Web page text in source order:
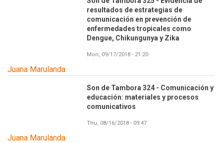
resultados de estrategias de
comunicación en prevención de
enfermedades tropicales como
Dengue, Chikungunya y Zika
Mon, 09/17/2018 - 21:20
Juana Marulanda
Son de Tambora 324 - Comunicación y
educación: materiales y procesos
comunicativos
Thu, 08/16/2018 - 09:47
Juana Marulanda